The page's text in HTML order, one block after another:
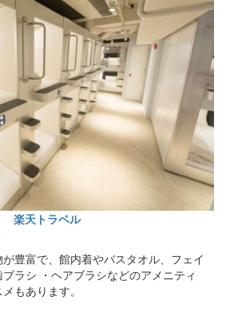
楽天トラベル
豊富で、館内着やバスタオル、フェイ
ラシ ・ヘアブラシなどのアメニティ
もあります。